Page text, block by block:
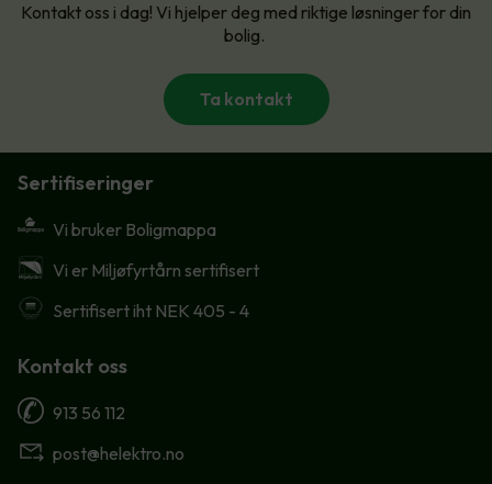
Kontakt oss i dag! Vi hjelper deg med riktige løsninger for din
bolig.
Ta kontakt
Sertifiseringer
Vi bruker Boligmappa
Vi er Miljøfyrtårn sertifisert
Sertifisert iht NEK 405 - 4
Kontakt oss
913 56 112
post@helektro.no